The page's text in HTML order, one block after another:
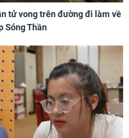
tử vong trên đường đi làm về
Sóng Thần